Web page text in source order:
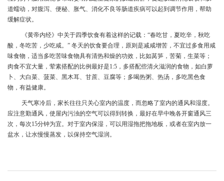
道蠕动，对腹泻、便秘、胀气、消化不良等肠道疾病可以起到调节作用，帮助
缓解症状。
《黄帝内经》中关于四季饮食有着这样的记载： “春吃甘，夏吃辛，秋吃
酸，冬吃苦，少吃咸。” 冬天的饮食要合理，原则是减咸增苦，不宜过多食用咸
味食物，适当多吃苦味食物具有清热和燥的功效，比如莴笋，苦菊，生菜等；
肉食不宜大量，荤素搭配的比例最好是1:5，多搭配些清火滋润的食物，如白萝
卜、大白菜、菠菜、黑木耳、甘蔗、豆腐等 ；多喝热粥、热汤，多吃黑色食
物，有益健康。
天气寒冷后，家长往往只关心室内的温度，而忽略了室内的通风和湿度。
应注意勤通风，使屋内污浊的空气可以得到转换， 最好在早中晚各开窗通风三
次，每次15分钟为宜。对于室内保湿，可以用湿拖把拖地板，或者在室内放一
盆水，让水慢慢蒸发，以保持空气湿润。